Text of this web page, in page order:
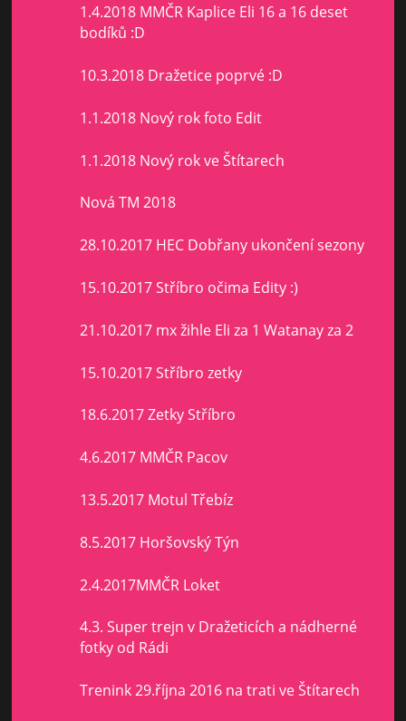
1.4.2018 MMČR Kaplice Eli 16 a 16 deset
bodíků :D
10.3.2018 Dražetice poprvé :D
1.1.2018 Nový rok foto Edit
1.1.2018 Nový rok ve Štítarech
Nová TM 2018
28.10.2017 HEC Dobřany ukončení sezony
15.10.2017 Stříbro očima Edity :)
21.10.2017 mx žihle Eli za 1 Watanay za 2
15.10.2017 Stříbro zetky
18.6.2017 Zetky Stříbro
4.6.2017 MMČR Pacov
13.5.2017 Motul Třebíz
8.5.2017 Horšovský Týn
2.4.2017MMČR Loket
4.3. Super trejn v Dražeticích a nádherné
fotky od Rádi
Trenink 29.října 2016 na trati ve Štítarech